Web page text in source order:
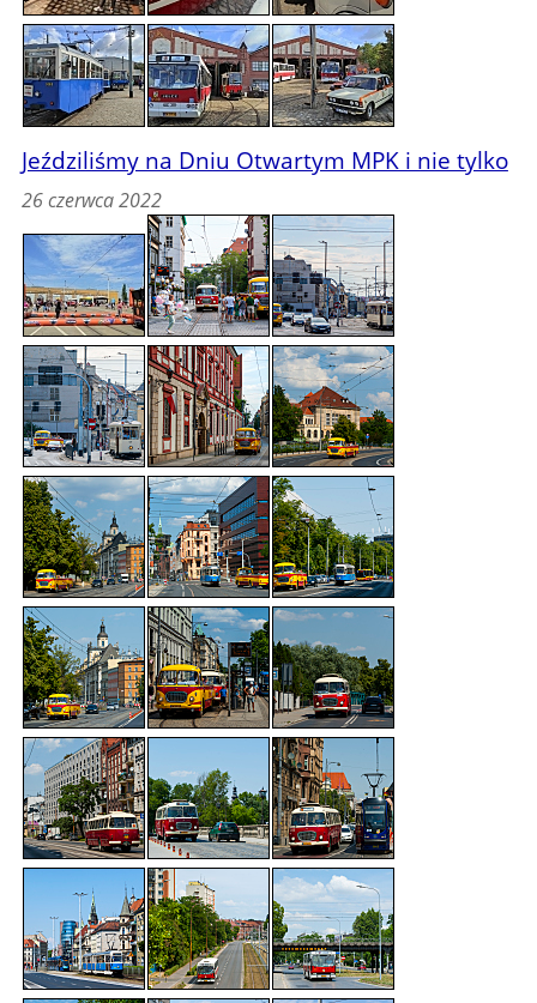
Jeździliśmy na Dniu Otwartym MPK i nie tylko
26 czerwca 2022